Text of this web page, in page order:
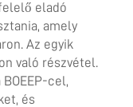
eladó
amely
Az egyik
való részvétel.
cel,
és